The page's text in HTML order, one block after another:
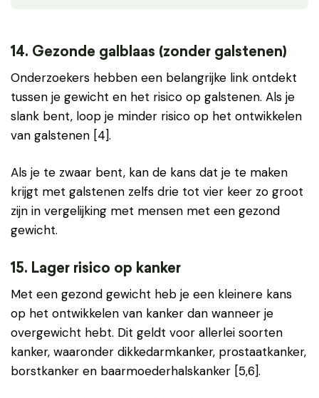
14. Gezonde galblaas (zonder galstenen)
Onderzoekers hebben een belangrijke link ontdekt
tussen je gewicht en het risico op galstenen. Als je
slank bent, loop je minder risico op het ontwikkelen
van galstenen [4].
Als je te zwaar bent, kan de kans dat je te maken
krijgt met galstenen zelfs drie tot vier keer zo groot
zijn in vergelijking met mensen met een gezond
gewicht.
15. Lager risico op kanker
Met een gezond gewicht heb je een kleinere kans
op het ontwikkelen van kanker dan wanneer je
overgewicht hebt. Dit geldt voor allerlei soorten
kanker, waaronder dikkedarmkanker, prostaatkanker,
borstkanker en baarmoederhalskanker [5,6].